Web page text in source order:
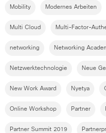
Mobility Modernes Arbeiten
Multi Cloud Multi-Factor-
networking Networking
Netzwerktechnologie Neue
New Work Award Nyetya
Online Workshop Partner
Partner Summit 2019